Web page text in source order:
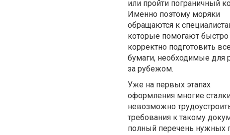
или пройти пограничный
Именно поэтому моряки
обращаются к
которые помогают быстро
корректно подготовить все
бумаги, необходимые для
за рубежом.
Уже на первых этапах
оформления многие
невозможно
требования к такому
полный перечень нужных